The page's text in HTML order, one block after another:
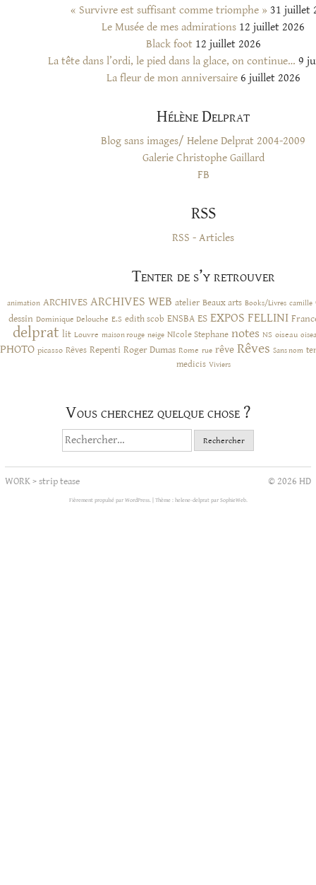
« Survivre est suffisant comme triomphe » 31 juillet
Le Musée de mes admirations 12 juillet 2026
Black foot 12 juillet 2026
La tête dans l’ordi, le pied dans la glace, on continue… 9
La fleur de mon anniversaire 6 juillet 2026
Hélène Delprat
Blog sans images/ Helene Delprat 2004-2009
Galerie Christophe Gaillard
FB
RSS
RSS - Articles
Tenter de s’y retrouver
animation ARCHIVES ARCHIVES WEB atelier Beaux arts Books/Livres camille
dessin Dominique Delouche E.S edith scob ENSBA ES EXPOS FELLINI
delprat lit Louvre maison rouge neige NIcole Stephane notes NS oiseau
PHOTO picasso Rêves Repenti Roger Dumas Rome rue rêve Rêves Sans nom
medicis Viviers
Vous cherchez quelque chose ?
Rechercher :
WORK>strip tease © 2026 HD
Fièrement propulsé par WordPress. Thème : helene-delprat par SophieWeb.